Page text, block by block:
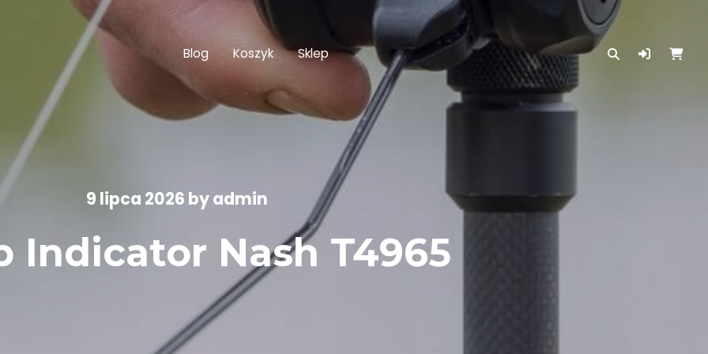
Blog Koszyk Sklep
9 lipca 2026 byadmin
Indicator Nash T4965